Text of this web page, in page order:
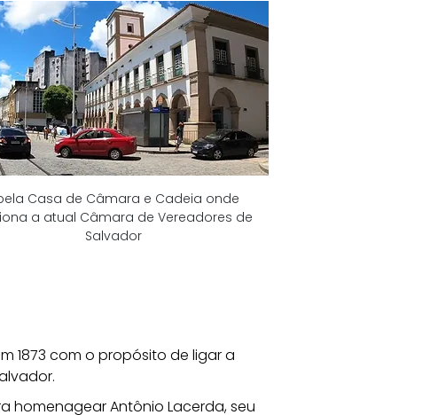
Casa de Câmara e Cadeia onde
a atual Câmara de Vereadores de
Salvador
1873 com o propósito de ligar a
homenagear Antônio Lacerda, seu